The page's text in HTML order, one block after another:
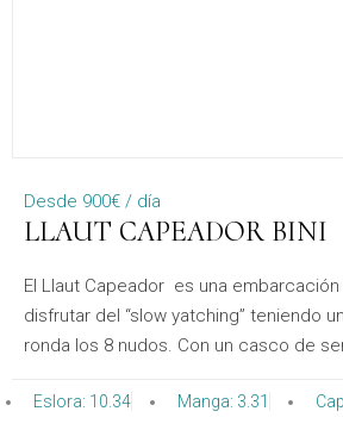
Desde 900€ / día
LLAUT CAPEADOR BINI
El Llaut Capeador es una
disfrutar del “slow yatching” teniendo
ronda los 8 nudos. Con un casco de
como durante el fondeo. Un equilibrio
Eslora: 10.34 Manga: 3.31